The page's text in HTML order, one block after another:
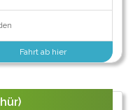
Fahrt ab hier